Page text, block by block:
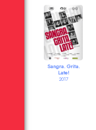
Sangra. Grita.
Late!
2017